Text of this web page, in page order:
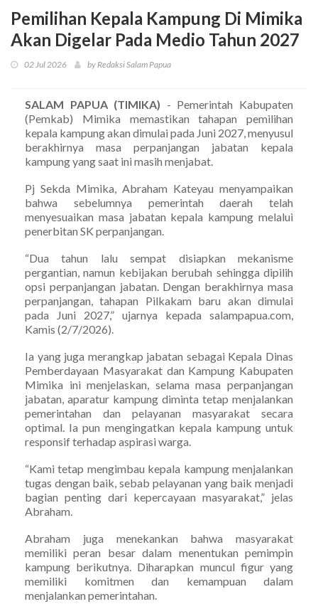
Pemilihan Kepala Kampung Di Mimika
Akan Digelar Pada Medio Tahun 2027
02 Jul 2026 by Redaksi Salam Papua
SALAM PAPUA (TIMIKA) - Pemerintah Kabupaten
(Pemkab) Mimika memastikan tahapan pemilihan
kepala kampung akan dimulai pada Juni 2027, menyusul
berakhirnya masa perpanjangan jabatan kepala
kampung yang saat ini masih menjabat.
Pj Sekda Mimika, Abraham Kateyau menyampaikan
bahwa sebelumnya pemerintah daerah telah
menyesuaikan masa jabatan kepala kampung melalui
penerbitan SK perpanjangan.
“Dua tahun lalu sempat disiapkan mekanisme
pergantian, namun kebijakan berubah sehingga dipilih
opsi perpanjangan jabatan. Dengan berakhirnya masa
perpanjangan, tahapan Pilkakam baru akan dimulai
pada Juni 2027,” ujarnya kepada salampapua.com,
Kamis (2/7/2026).
Ia yang juga merangkap jabatan sebagai Kepala Dinas
Pemberdayaan Masyarakat dan Kampung Kabupaten
Mimika ini menjelaskan, selama masa perpanjangan
jabatan, aparatur kampung diminta tetap menjalankan
pemerintahan dan pelayanan masyarakat secara
optimal. Ia pun mengingatkan kepala kampung untuk
responsif terhadap aspirasi warga.
“Kami tetap mengimbau kepala kampung menjalankan
tugas dengan baik, sebab pelayanan yang baik menjadi
bagian penting dari kepercayaan masyarakat,” jelas
Abraham.
Abraham juga menekankan bahwa masyarakat
memiliki peran besar dalam menentukan pemimpin
kampung berikutnya. Diharapkan muncul figur yang
memiliki komitmen dan kemampuan dalam
menjalankan pemerintahan.